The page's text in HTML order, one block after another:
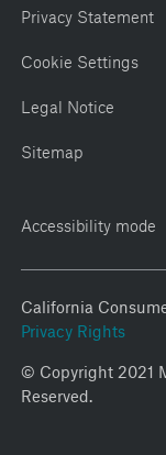
Privacy Statement
Cookie Settings
Legal Notice
Sitemap
Accessibility mode
California
Privacy Rights
© Copyright 2021
Reserved.